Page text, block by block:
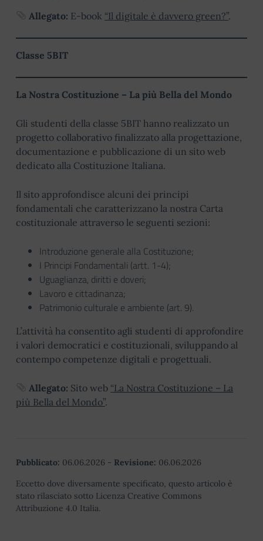
Allegato: E-book “Il digitale è davvero green?”.
Classe 5BIT
La Nostra Costituzione – La più Bella del Mondo
Gli studenti della classe 5BIT hanno realizzato un
progetto collaborativo finalizzato alla progettazione,
documentazione e pubblicazione di un sito web
dedicato alla Costituzione Italiana.
Il sito approfondisce alcuni dei principi
fondamentali che caratterizzano la nostra Carta
costituzionale attraverso le seguenti sezioni:
Introduzione generale alla Costituzione;
I Principi Fondamentali (artt. 1-4);
Uguaglianza, diritti e doveri;
Lavoro e cittadinanza;
Patrimonio culturale e ambiente (art. 9).
L’attività ha consentito agli studenti di approfondire
i valori democratici e costituzionali, sviluppando al
contempo competenze digitali e progettuali.
Allegato: Sito web “La Nostra Costituzione – La
più Bella del Mondo”.
Pubblicato: 06.06.2026 - Revisione: 06.06.2026
Eccetto dove diversamente specificato, questo articolo è
stato rilasciato sotto Licenza Creative Commons
Attribuzione 4.0 Italia.